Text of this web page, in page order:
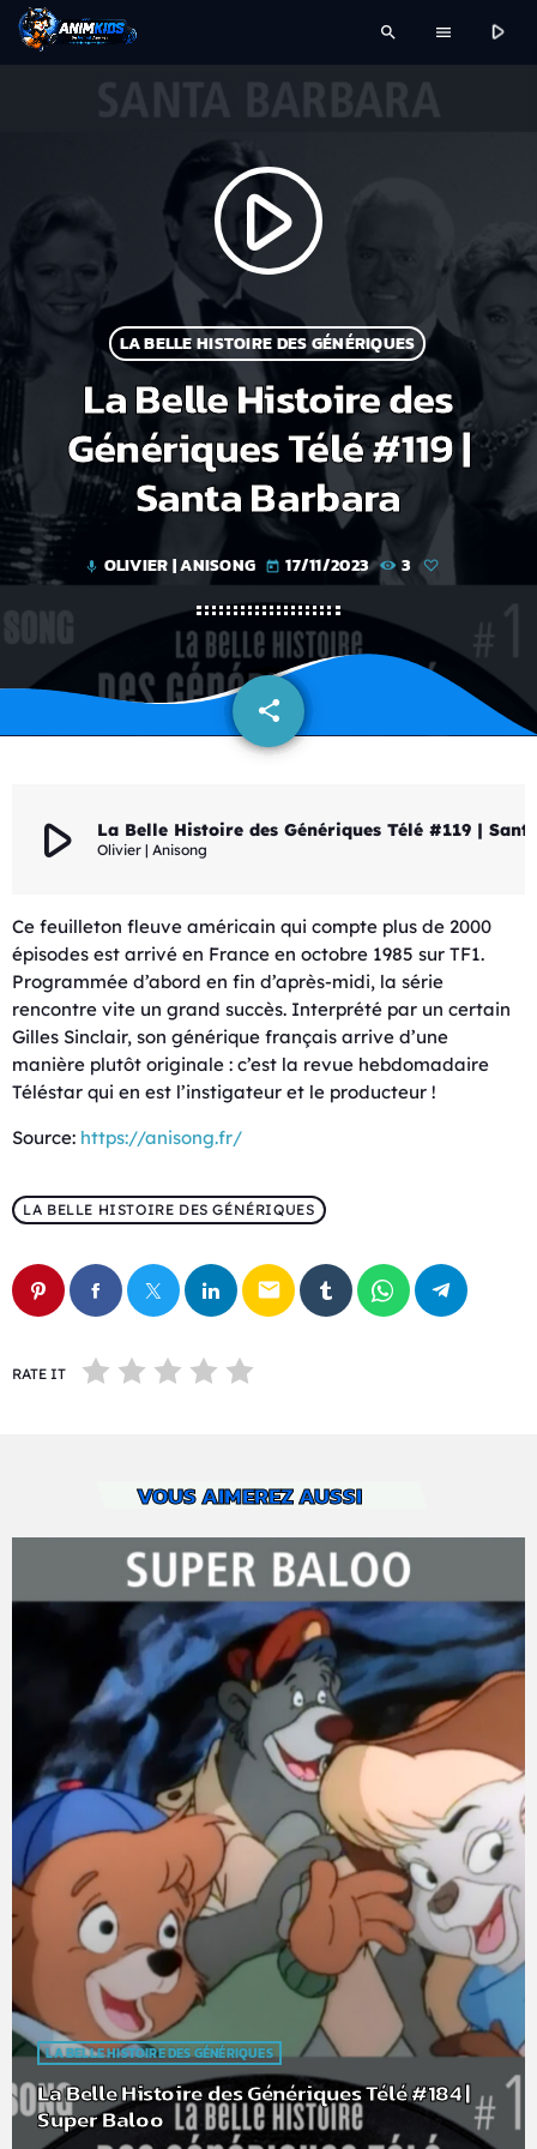
search menu play_arrow
play_arrow
LA BELLE HISTOIRE DES GÉNÉRIQUES
La Belle Histoire des
Génériques Télé #119 |
Santa Barbara
mic OLIVIER | ANISONG today 17/11/2023 3
share
email
play_arrow Olivier | Anisong
Ce feuilleton fleuve américain qui compte plus de 2000
épisodes est arrivé en France en octobre 1985 sur TF1.
Programmée d’abord en fin d’après-midi, la série
rencontre vite un grand succès. Interprété par un certain
Gilles Sinclair, son générique français arrive d’une
manière plutôt originale : c’est la revue hebdomadaire
Téléstar qui en est l’instigateur et le producteur !
Source: https://anisong.fr/
LA BELLE HISTOIRE DES GÉNÉRIQUES
email
RATE IT
VOUS AIMEREZ AUSSI
LA BELLE HISTOIRE DES GÉNÉRIQUES
La Belle Histoire des Génériques Télé #184 |
Super Baloo